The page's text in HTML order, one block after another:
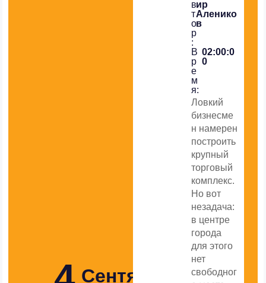
Сентября
в
т
о
р
:
ир
Аленико
в
В
р
е
м
я:
02:00:0
0
Ловкий
бизнесме
н намерен
построить
крупный
торговый
комплекс.
Но вот
незадача:
в центре
города
для этого
нет
свободног